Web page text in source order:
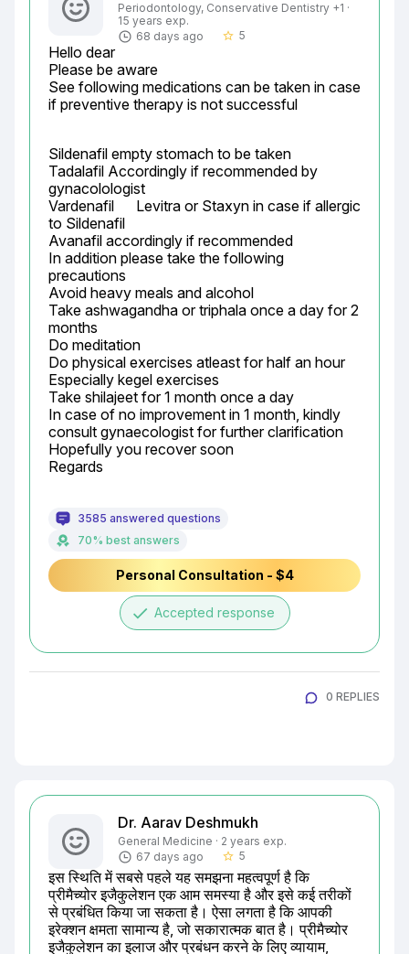
Periodontology, Conservative Dentistry +1 ·
15 years exp.
68 days ago
star_border 5
Hello dear
Please be aware
See following medications can be taken in case
if preventive therapy is not successful
Sildenafil empty stomach to be taken
Tadalafil Accordingly if recommended by
gynacolologist
Vardenafil	Levitra or Staxyn	in case if allergic
to Sildenafil
Avanafil accordingly if recommended
In addition please take the following
precautions
Avoid heavy meals and alcohol
Take ashwagandha or triphala once a day for 2
months
Do meditation
Do physical exercises atleast for half an hour
Especially kegel exercises
Take shilajeet for 1 month once a day
In case of no improvement in 1 month, kindly
consult gynaecologist for further clarification
Hopefully you recover soon
Regards
3585 answered questions
70% best answers
Personal Consultation - $4
done Accepted response
0 REPLIES
Dr. Aarav Deshmukh
General Medicine · 2 years exp.
67 days ago
star_border 5
इस स्थिति में सबसे पहले यह समझना महत्वपूर्ण है कि
प्रीमैच्योर इजैकुलेशन एक आम समस्या है और इसे कई तरीकों
से प्रबंधित किया जा सकता है। ऐसा लगता है कि आपकी
इरेक्शन क्षमता सामान्य है, जो सकारात्मक बात है। प्रीमैच्योर
इजैकुलेशन का इलाज और प्रबंधन करने के लिए व्यायाम,